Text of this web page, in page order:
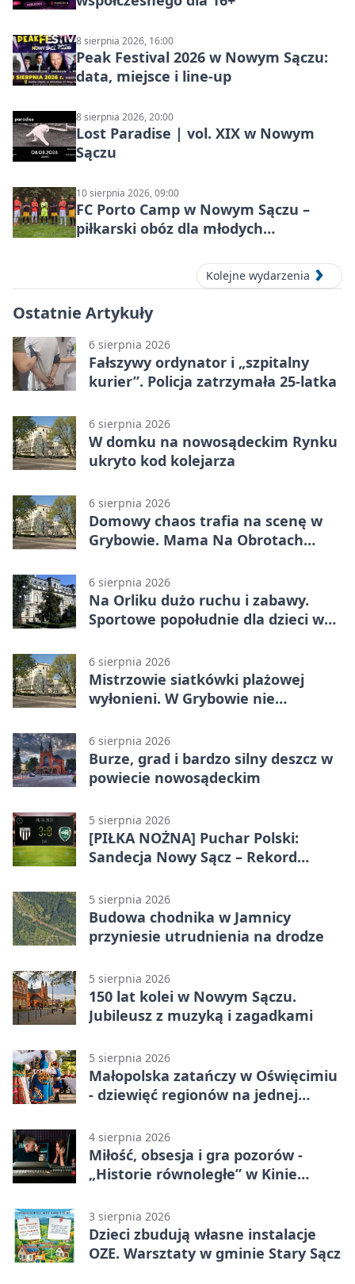
8 sierpnia 2026, 16:00
Peak Festival 2026 w Nowym Sączu:
data, miejsce i line-up
8 sierpnia 2026, 20:00
Lost Paradise | vol. XIX w Nowym
Sączu
10 sierpnia 2026, 09:00
FC Porto Camp w Nowym Sączu –
piłkarski obóz dla młodych
Kolejne wydarzenia
Ostatnie Artykuły
6 sierpnia 2026
Fałszywy ordynator i „szpitalny
kurier”. Policja zatrzymała 25-latka
6 sierpnia 2026
W domku na nowosądeckim Rynku
ukryto kod kolejarza
6 sierpnia 2026
Domowy chaos trafia na scenę w
Grybowie. Mama Na Obrotach
6 sierpnia 2026
Na Orliku dużo ruchu i zabawy.
Sportowe popołudnie dla dzieci w
6 sierpnia 2026
Mistrzowie siatkówki plażowej
wyłonieni. W Grybowie nie
6 sierpnia 2026
Burze, grad i bardzo silny deszcz w
powiecie nowosądeckim
5 sierpnia 2026
[PIŁKA NOŻNA] Puchar Polski:
Sandecja Nowy Sącz – Rekord
5 sierpnia 2026
Budowa chodnika w Jamnicy
przyniesie utrudnienia na drodze
5 sierpnia 2026
150 lat kolei w Nowym Sączu.
Jubileusz z muzyką i zagadkami
5 sierpnia 2026
Małopolska zatańczy w Oświęcimiu
- dziewięć regionów na jednej
4 sierpnia 2026
Miłość, obsesja i gra pozorów -
„Historie równoległe” w Kinie
3 sierpnia 2026
Dzieci zbudują własne instalacje
OZE. Warsztaty w gminie Stary Sącz